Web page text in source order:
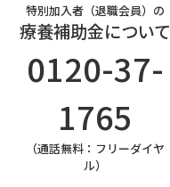
特別加入者（退職会員）の
療養補助金について
0120-37-
1765
（通話無料：フリーダイヤ
ル）